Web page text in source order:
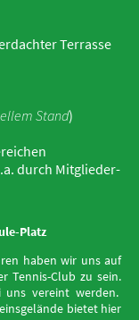
Terrasse
Stand)
durch Mitglieder-
Platz
haben wir uns auf
Tennis-Club zu sein.
vereint werden.
bietet hier